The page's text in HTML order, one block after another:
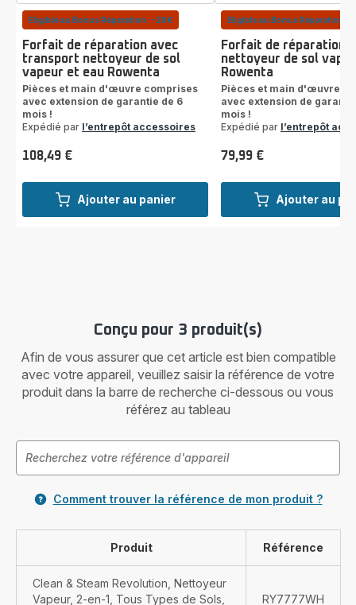
Ajouter au panier
Eligible au Bonus Réparation : -20€
Forfait de réparation avec
transport nettoyeur de sol
vapeur et eau Rowenta
Pièces et main d'œuvre comprises
avec extension de garantie de 6
mois !
Expédié par l’entrepôt accessoires
Prix
108,49 €
Ajouter au
Eligible au Bonus Réparation :
Forfait de réparation
nettoyeur de sol
Rowenta
Pièces et main d'œuvre
avec extension de
mois !
Expédié par l’entrepôt
Prix
79,99 €
Conçu pour 3 produit(s)
Afin de vous assurer que cet article est bien compatible
avec votre appareil, veuillez saisir la référence de votre
produit dans la barre de recherche ci-dessous ou vous
référez au tableau
Comment trouver la référence de mon produit ?
Produit Référence
Clean & Steam Revolution, Nettoyeur
Vapeur, 2-en-1, Tous Types de Sols,
RY7777WH